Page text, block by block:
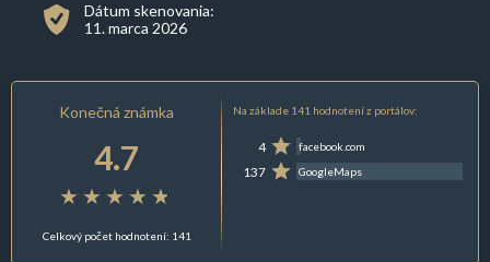
Dátum skenovania:
11. marca 2026
Konečná známka
4.7
Celkový počet hodnotení: 141
Na základe 141 hodnotení z portálov:
4 facebook.com
137 GoogleMaps